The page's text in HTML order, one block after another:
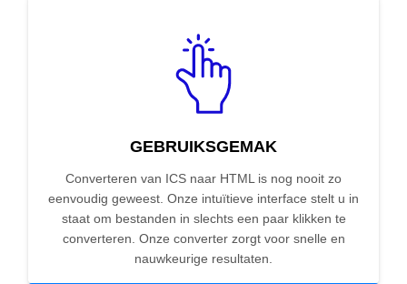
GEBRUIKSGEMAK
Converteren van ICS naar HTML is nog nooit zo
eenvoudig geweest. Onze intuïtieve interface stelt u in
staat om bestanden in slechts een paar klikken te
converteren. Onze converter zorgt voor snelle en
nauwkeurige resultaten.